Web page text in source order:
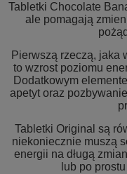
Tabletki Chocolate
ale pomagają
Pierwszą rzeczą, jaka
to wzrost poziomu
Dodatkowym
apetyt oraz
Tabletki Original są
niekoniecznie muszą
energii na długą
lub po